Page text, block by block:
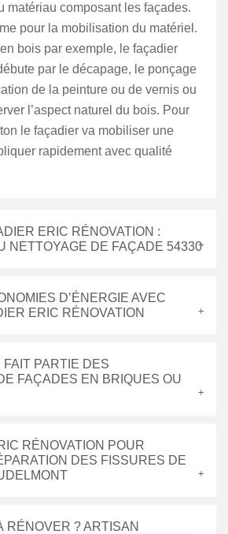
matériau composant les façades.
pour la mobilisation du matériel.
bois par exemple, le façadier
par le décapage, le ponçage
de la peinture ou de vernis ou
l’aspect naturel du bois. Pour
le façadier va mobiliser une
rapidement avec qualité
ERIC RÉNOVATION :
NETTOYAGE DE FAÇADE 54330
D’ÉNERGIE AVEC
ERIC RÉNOVATION
FAIT PARTIE DES
FAÇADES EN BRIQUES OU
RÉNOVATION POUR
DES FISSURES DE
RÉNOVER ? ARTISAN